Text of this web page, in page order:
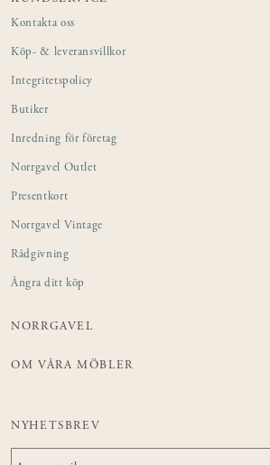
Kontakta oss
Köp- & leveransvillkor
Integritetspolicy
Butiker
Inredning för företag
Norrgavel Outlet
Presentkort
Norrgavel Vintage
Rådgivning
Ångra ditt köp
NORRGAVEL
OM VÅRA MÖBLER
NYHETSBREV